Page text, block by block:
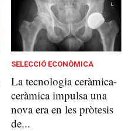
SELECCIÓ ECONÒMICA
La tecnologia ceràmica-
ceràmica impulsa una
nova era en les pròtesis
de...